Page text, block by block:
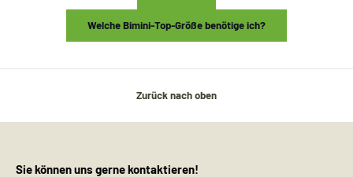
Welche Bimini-Top-Größe benötige ich?
Zurück nach oben
Sie können uns gerne kontaktieren!